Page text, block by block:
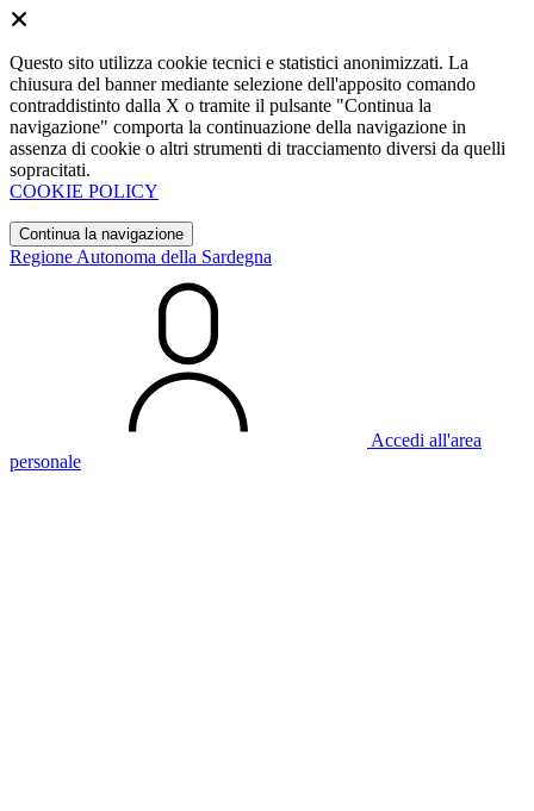
Questo sito utilizza cookie tecnici e statistici anonimizzati. La
chiusura del banner mediante selezione dell'apposito comando
contraddistinto dalla X o tramite il pulsante "Continua la
navigazione" comporta la continuazione della navigazione in
assenza di cookie o altri strumenti di tracciamento diversi da quelli
sopracitati.
COOKIE POLICY
Continua la navigazione
Regione Autonoma della Sardegna
Accedi all'area
personale